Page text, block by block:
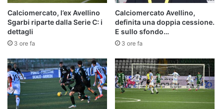
Calciomercato, l’ex Avellino
Sgarbi riparte dalla Serie C: i
dettagli
3 ore fa
Calciomercato Avellino,
definita una doppia cessione.
E sullo sfondo…
3 ore fa